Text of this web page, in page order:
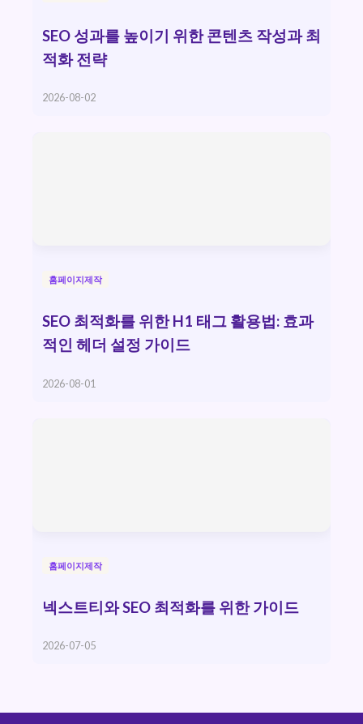
SEO 성과를 높이기 위한 콘텐츠 작성과 최
적화 전략
2026-08-02
홈페이지제작
SEO 최적화를 위한 H1 태그 활용법: 효과
적인 헤더 설정 가이드
2026-08-01
홈페이지제작
넥스트티와 SEO 최적화를 위한 가이드
2026-07-05